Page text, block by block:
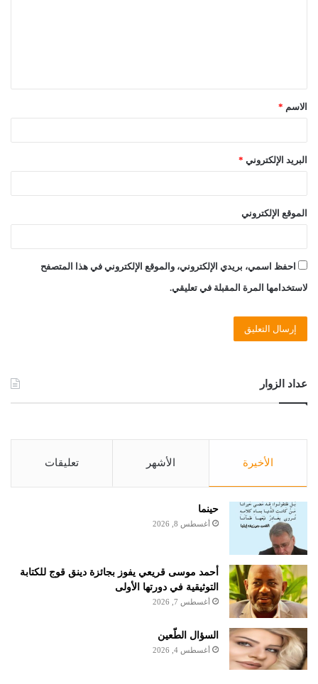
ق
*الاسم *
البريد الإلكتروني *
الموقع الإلكتروني
احفظ اسمي، بريدي الإلكتروني، والموقع الإلكتروني في هذا المتصفح
لاستخدامها المرة المقبلة في تعليقي.
عداد الزوار
الأخيرة الأشهر تعليقات
حينما
أغسطس 8, 2026
أحمد موسى قريعي يفوز بجائزة دينق قوج للكتابة
التوثيقية في دورتها الأولى
أغسطس 7, 2026
السؤال الطّعين
أغسطس 4, 2026